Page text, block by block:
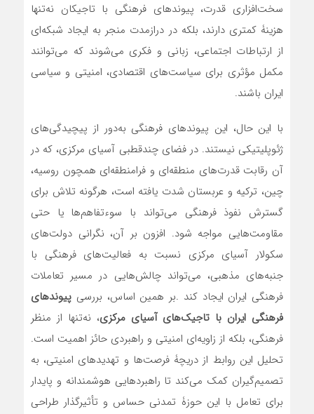
سخت‌افزاری قدرت، پیوندهای فرهنگی با تاجیکان نه‌تنها
هزینۀ کمتری دارند، بلکه در درازمدت منجر به ایجاد شبکه‌ای
از ارتباطات اجتماعی، زبانی و فکری می‌شوند که می‌توانند
مکمل مؤثری برای سیاست‌های اقتصادی، امنیتی و سیاسی
ایران باشند.
با این حال، این پیوندهای فرهنگی به‌دور از پیچیدگی‌های
ژئوپلیتیکی نیستند. در فضای چندقطبی آسیای مرکزی، که در
آن رقابت‌ قدرت‌های منطقه‌ای و فرامنطقه‌ای همچون روسیه،
چین، ترکیه و عربستان شدت یافته است، هرگونه تلاش برای
گسترش نفوذ فرهنگی می‌تواند با سوءتفاهم‌ها یا حتی
مقاومت‌هایی مواجه شود. افزون بر آن، نگرانی دولت‌های
سکولار آسیای مرکزی نسبت به فعالیت‌های فرهنگی با
جنبه‌های مذهبی، می‌تواند چالش‌هایی در مسیر تعاملات
فرهنگی ایران ایجاد کند .بر همین اساس، بررسی پیوندهای
فرهنگی ایران با تاجیک‌های آسیای مرکزی، نه‌تنها از منظر
فرهنگی، بلکه از زاویه‌ای امنیتی و راهبردی حائز اهمیت است.
تحلیل این روابط از دریچۀ فرصت‌ها و تهدیدهای امنیتی، به
تصمیم‌گیران کمک می‌کند تا راهبردهایی هوشمندانه و پایدار
برای تعامل با این حوزۀ تمدنی حساس و تأثیرگذار طراحی